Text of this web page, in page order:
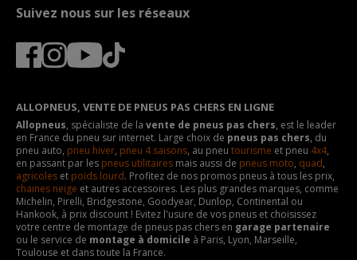
Suivez nous sur les réseaux
ALLOPNEUS, VENTE DE PNEUS PAS CHERS EN LIGNE
Allopneus, spécialiste de la vente de pneus pas chers, est le leader
en France du pneu sur internet. Large choix de pneus pas chers, du
pneu auto, pneu hiver, pneu 4 saisons, au pneu tourisme et pneu 4x4,
en passant par les pneus utilitaires mais aussi de pneus moto, quad,
agricoles et poids lourd. Profitez de nos promos pneus à tous les prix,
chaines neige et autres accessoires. Les plus grandes marques, comme
Michelin, Pirelli, Bridgestone, Goodyear, Dunlop, Continental ou
Hankook, à prix discount ! Evitez l'usure de vos pneus et choisissez
votre centre de montage de pneus pas chers en garage partenaire
ou le service de montage à domicile à Paris, Lyon, Marseille,
Toulouse et dans toute la France.